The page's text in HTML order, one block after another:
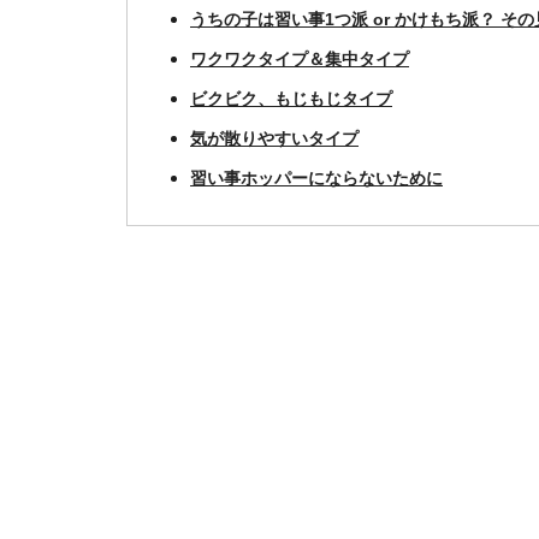
うちの子は習い事1つ派 or かけもち派？ その
ワクワクタイプ＆集中タイプ
ビクビク、もじもじタイプ
気が散りやすいタイプ
習い事ホッパーにならないために